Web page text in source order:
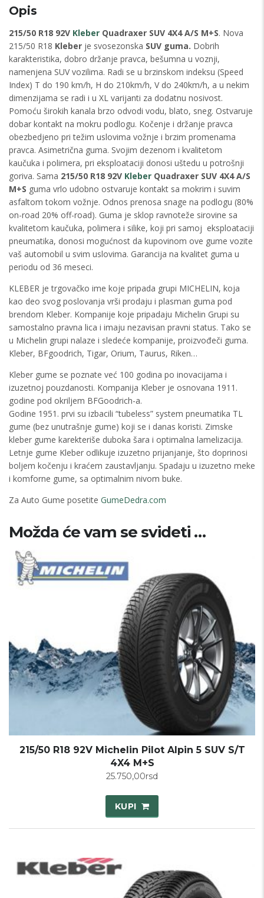
Opis
215/50 R18 92V Kleber Quadraxer SUV 4X4 A/S M+S. Nova
215/50 R18 Kleber je svosezonska SUV guma. Dobrih
karakteristika, dobro držanje pravca, bešumna u voznji,
namenjena SUV vozilima. Radi se u brzinskom indeksu (Speed
Index) T do 190 km/h, H do 210km/h, V do 240km/h, a u nekim
dimenzijama se radi i u XL varijanti za dodatnu nosivost.
Pomoću širokih kanala brzo odvodi vodu, blato, sneg. Ostvaruje
dobar kontakt na mokru podlogu. Kočenje i držanje pravca
obezbedjeno pri težim uslovima vožnje i brzim promenama
pravca. Asimetrična guma. Svojim dezenom i kvalitetom
kaučuka i polimera, pri eksploataciji donosi uštedu u potrošnji
goriva. Sama 215/50 R18 92V Kleber Quadraxer SUV 4X4 A/S
M+S guma vrlo udobno ostvaruje kontakt sa mokrim i suvim
asfaltom tokom vožnje. Odnos prenosa snage na podlogu (80%
on-road 20% off-road). Guma je sklop ravnoteže sirovine sa
kvalitetom kaučuka, polimera i silike, koji pri samoj eksploataciji
pneumatika, donosi mogućnost da kupovinom ove gume vozite
vaš automobil u svim uslovima. Garancija na kvalitet guma u
periodu od 36 meseci.
KLEBER je trgovačko ime koje pripada grupi MICHELIN, koja
kao deo svog poslovanja vrši prodaju i plasman guma pod
brendom Kleber. Kompanije koje pripadaju Michelin Grupi su
samostalno pravna lica i imaju nezavisan pravni status. Tako se
u Michelin grupi nalaze i sledeće kompanije, proizvođeči guma.
Kleber, BFgoodrich, Tigar, Orium, Taurus, Riken…
Kleber gume se poznate već 100 godina po inovacijama i
izuzetnoj pouzdanosti. Kompanija Kleber je osnovana 1911.
godine pod okriljem BFGoodrich-a.
Godine 1951. prvi su izbacili “tubeless” system pneumatika TL
gume (bez unutrašnje gume) koji se i danas koristi. Zimske
kleber gume karekteriše duboka šara i optimalna lamelizacija.
Letnje gume Kleber odlikuje izuzetno prijanjanje, što doprinosi
boljem kočenju i kraćem zaustavljanju. Spadaju u izuzetno meke
i komforne gume, sa optimalnim nivom buke.
Za Auto Gume posetite GumeDedra.com
Možda će vam se svideti …
215/50 R18 92V Michelin Pilot Alpin 5 SUV S/T
4X4 M+S
25.750,00rsd
KUPI